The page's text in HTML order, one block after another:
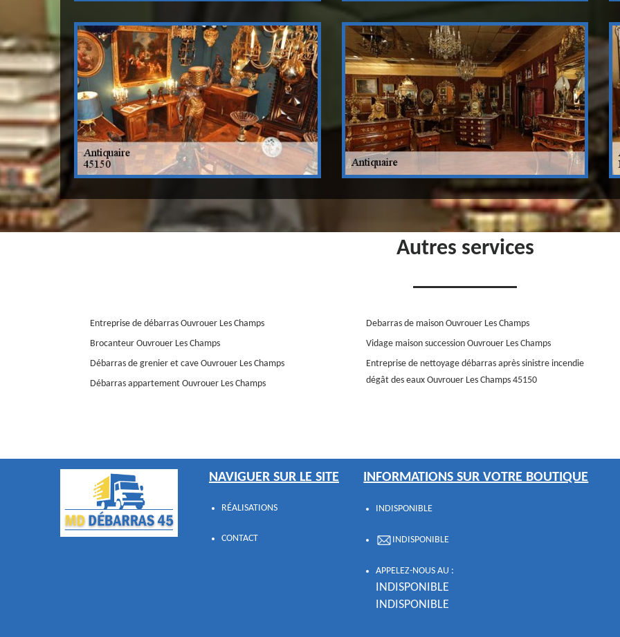
Autres services
Entreprise de débarras Ouvrouer Les Champs
Brocanteur Ouvrouer Les Champs
Débarras de grenier et cave Ouvrouer Les Champs
Débarras appartement Ouvrouer Les Champs
Debarras de maison Ouvrouer Les Champs
Vidage maison succession Ouvrouer Les Champs
Entreprise de nettoyage débarras après sinistre incendie
dégât des eaux Ouvrouer Les Champs 45150
NAVIGUER SUR LE SITE
RÉALISATIONS
CONTACT
INFORMATIONS SUR VOTRE BOUTIQUE
INDISPONIBLE
INDISPONIBLE
APPELEZ-NOUS AU :
INDISPONIBLE
INDISPONIBLE